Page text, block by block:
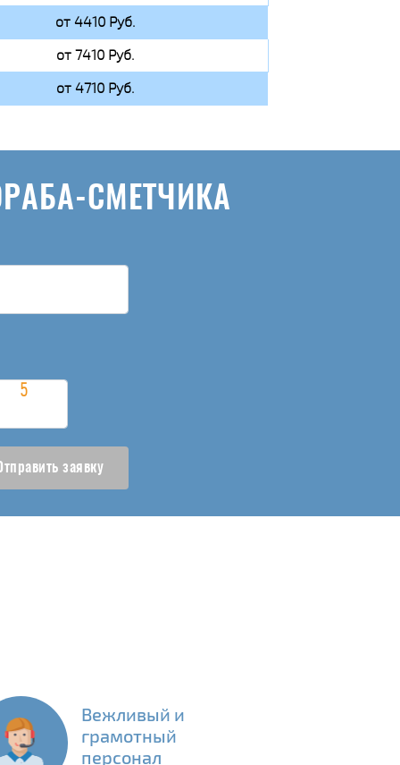
от 4410 Руб.
от 7410 Руб.
от 4710 Руб.
СМЕТЧИКА
заявку
Вежливый и
грамотный
персонал